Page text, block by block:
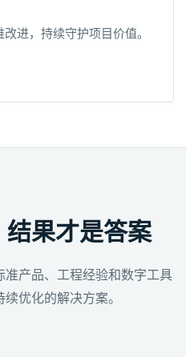
进，持续守护项目价值。
果才是答案
产品、工程经验和数字工具
优化的解决方案。